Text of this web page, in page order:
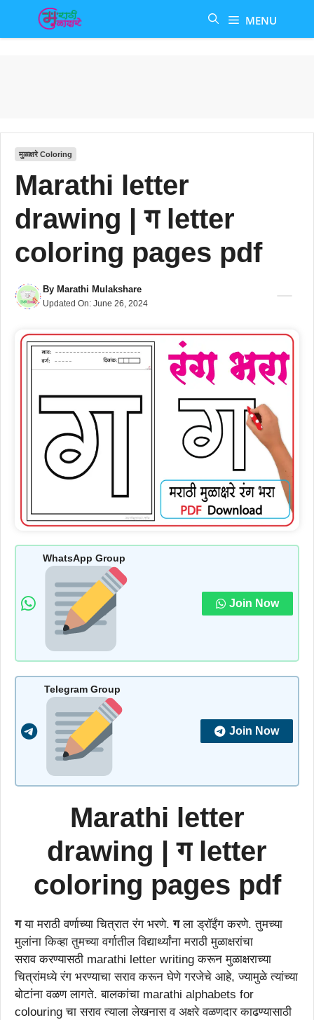
content
MENU
मुळाक्षरे Coloring
Marathi letter
drawing | ग letter
coloring pages pdf
By Marathi Mulakshare
Updated On: June 26, 2024
WhatsApp Group
Join Now
Telegram Group
Join Now
Marathi letter
drawing | ग letter
coloring pages pdf
गया मराठी वर्णाच्या चित्रात रंग भरणे. गला ड्राॅईंग करणे. तुमच्या
मुलांना किव्हा तुमच्या वर्गातील विद्यार्थ्यांना मराठी मुळाक्षरांचा
सराव करण्यासठी marathi letter writing करून मुळाक्षराच्या
चित्रांमध्ये रंग भरण्याचा सराव करून घेणे गरजेचे आहे, ज्यामुळे त्यांच्या
बोटांना वळण लागते. बालकांचा marathi alphabets for
colouring चा सराव त्याला लेखनास व अक्षरे वळणदार काढण्यासाठी